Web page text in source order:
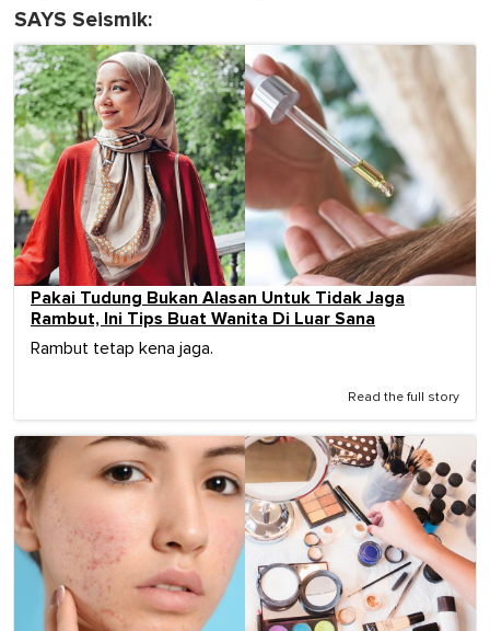
SAYS Seismik:
Pakai Tudung Bukan Alasan Untuk Tidak Jaga
Rambut, Ini Tips Buat Wanita Di Luar Sana
Rambut tetap kena jaga.
Read the full story